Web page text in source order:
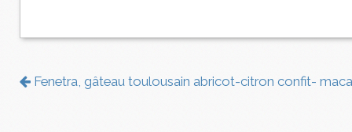
Fenetra, gâteau toulousain abricot-citron confit-